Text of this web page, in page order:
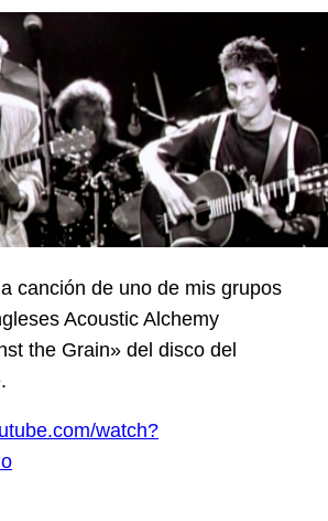
canción de uno de mis grupos
Acoustic Alchemy
the Grain» del disco del
watch?